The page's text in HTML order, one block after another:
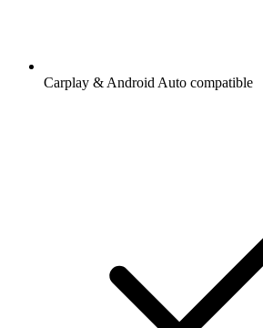
Carplay & Android Auto compatible